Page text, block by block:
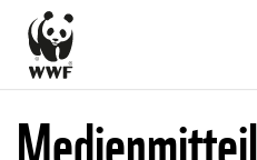
Direkt
zum
Inhalt